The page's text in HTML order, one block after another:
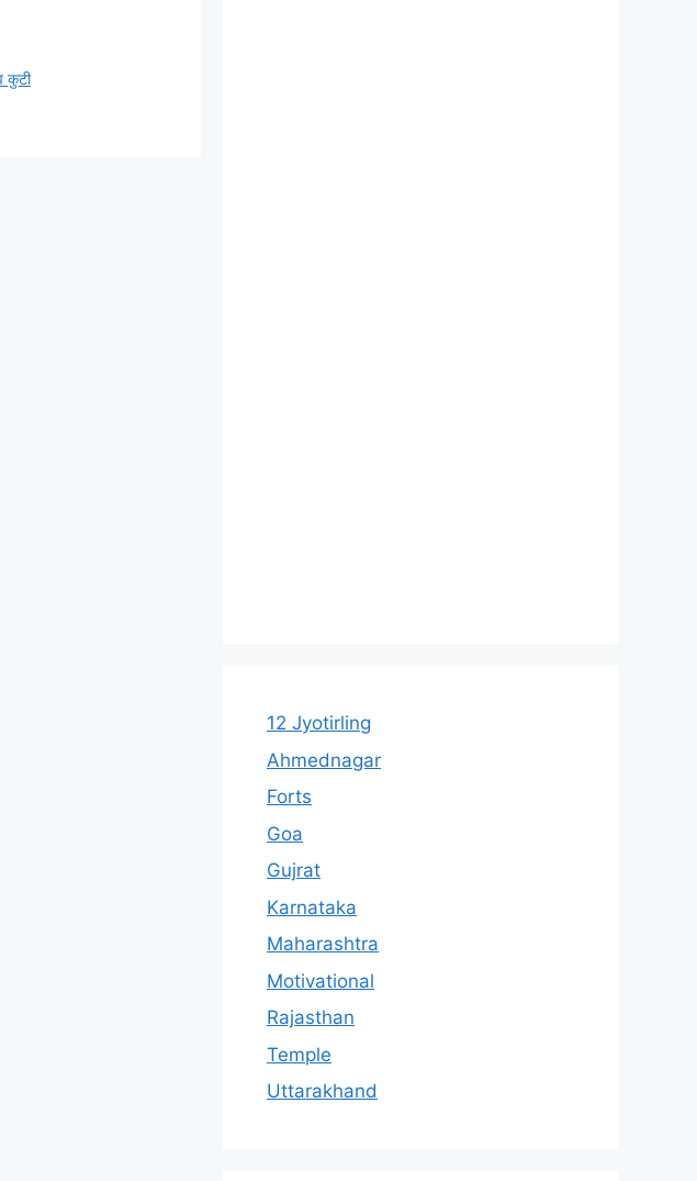
कुटी
12 Jyotirling
Ahmednagar
Forts
Goa
Gujrat
Karnataka
Maharashtra
Motivational
Rajasthan
Temple
Uttarakhand